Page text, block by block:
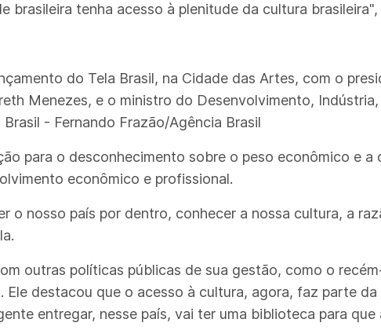
brasileira tenha acesso à plenitude da cultura
do Tela Brasil, na Cidade das Artes, com o
Menezes, e o ministro do Desenvolvimento,
- Fernando Frazão/Agência Brasil
para o desconhecimento sobre o peso econômico e
econômico e profissional.
o nosso país por dentro, conhecer a nossa cultura, a
outras políticas públicas de sua gestão, como o
Ele destacou que o acesso à cultura, agora, faz parte
entregar, nesse país, vai ter uma biblioteca para